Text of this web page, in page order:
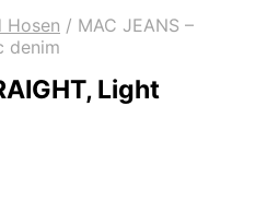
Hosen / MAC JEANS –
denim
Light